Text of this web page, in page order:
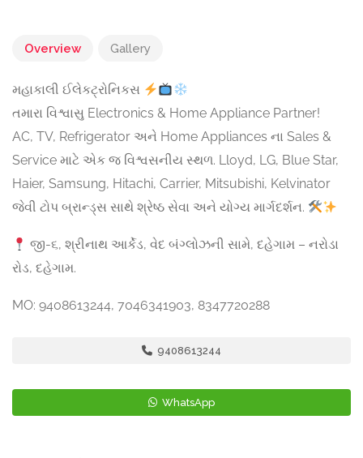
Overview Gallery
મહાકાલી ઈલેકટ્રોનિકસ
તમારા વિશ્વાસુ Electronics & Home Appliance Partner!
AC, TV, Refrigerator અને Home Appliances ના Sales &
Service માટે એક જ વિશ્વસનીય સ્થળ. Lloyd, LG, Blue Star,
Haier, Samsung, Hitachi, Carrier, Mitsubishi, Kelvinator
જેવી ટોપ બ્રાન્ડ્સ સાથે શ્રેષ્ઠ સેવા અને યોગ્ય માર્ગદર્શન.
જી-૬, શ્રીનાથ આર્કેડ, વેદ બંગ્લોઝની સામે, દહેગામ – નરોડા
રોડ, દહેગામ.
MO: 9408613244, 7046341903, 8347720288
9408613244
WhatsApp